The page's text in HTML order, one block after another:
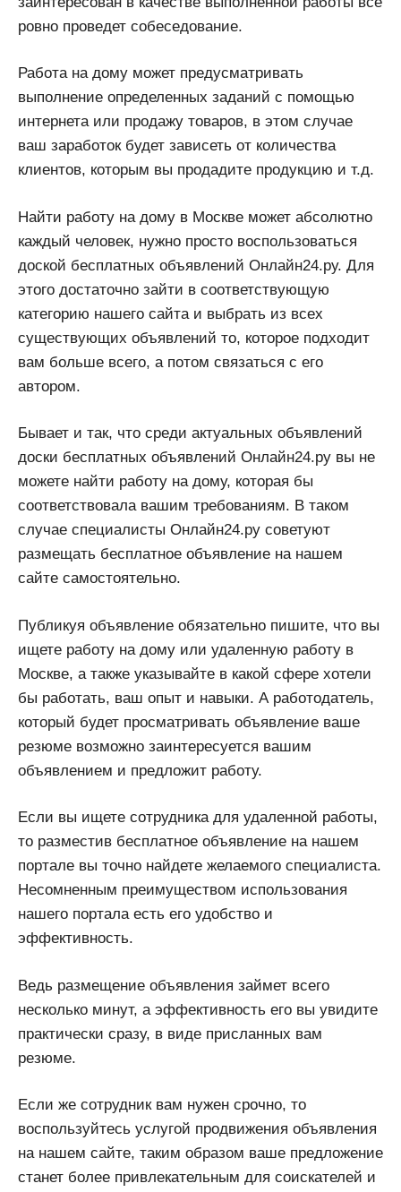
ровно проведет собеседование.
Работа на дому может предусматривать
выполнение определенных заданий с помощью
интернета или продажу товаров, в этом случае
ваш заработок будет зависеть от количества
клиентов, которым вы продадите продукцию и т.д.
Найти работу на дому в Москве может абсолютно
каждый человек, нужно просто воспользоваться
доской бесплатных объявлений Онлайн24.ру. Для
этого достаточно зайти в соответствующую
категорию нашего сайта и выбрать из всех
существующих объявлений то, которое подходит
вам больше всего, а потом связаться с его
автором.
Бывает и так, что среди актуальных объявлений
доски бесплатных объявлений Онлайн24.ру вы не
можете найти работу на дому, которая бы
соответствовала вашим требованиям. В таком
случае специалисты Онлайн24.ру советуют
размещать бесплатное объявление на нашем
сайте самостоятельно.
Публикуя объявление обязательно пишите, что вы
ищете работу на дому или удаленную работу в
Москве, а также указывайте в какой сфере хотели
бы работать, ваш опыт и навыки. А работодатель,
который будет просматривать объявление ваше
резюме возможно заинтересуется вашим
объявлением и предложит работу.
Если вы ищете сотрудника для удаленной работы,
то разместив бесплатное объявление на нашем
портале вы точно найдете желаемого специалиста.
Несомненным преимуществом использования
нашего портала есть его удобство и
эффективность.
Ведь размещение объявления займет всего
несколько минут, а эффективность его вы увидите
практически сразу, в виде присланных вам
резюме.
Если же сотрудник вам нужен срочно, то
воспользуйтесь услугой продвижения объявления
на нашем сайте, таким образом ваше предложение
станет более привлекательным для соискателей и